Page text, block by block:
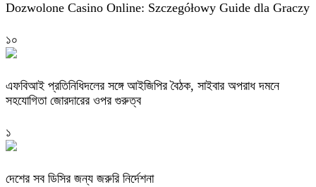
Dozwolone Casino Online: Szczegółowy Guide dla Graczy
১০
এফবিআই প্রতিনিধিদলের সঙ্গে আইজিপির বৈঠক, সাইবার অপরাধ দমনে
সহযোগিতা জোরদারের ওপর গুরুত্ব
১
দেশের সব ডিসির জন্য জরুরি নির্দেশনা